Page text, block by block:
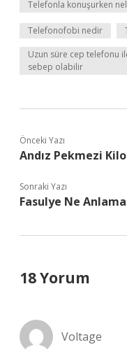
Telefonla konuşurken
Telefonofobi nedir
Uzun süre cep telefonu
sebep olabilir
Önceki Yazı
Andız Pekmezi
Sonraki Yazı
Fasulye Ne
18 Yorum
Voltage